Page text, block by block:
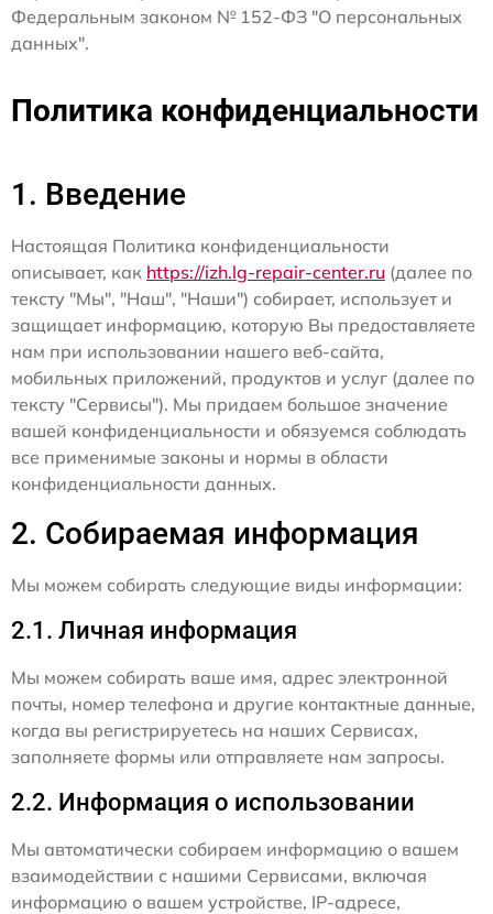
Федеральным законом № 152-ФЗ "О персональных
данных".
Политика конфиденциальности
1. Введение
Настоящая Политика конфиденциальности
описывает, как https://izh.lg-repair-center.ru (далее по
тексту "Мы", "Наш", "Наши") собирает, использует и
защищает информацию, которую Вы предоставляете
нам при использовании нашего веб-сайта,
мобильных приложений, продуктов и услуг (далее по
тексту "Сервисы"). Мы придаем большое значение
вашей конфиденциальности и обязуемся соблюдать
все применимые законы и нормы в области
конфиденциальности данных.
2. Собираемая информация
Мы можем собирать следующие виды информации:
2.1. Личная информация
Мы можем собирать ваше имя, адрес электронной
почты, номер телефона и другие контактные данные,
когда вы регистрируетесь на наших Сервисах,
заполняете формы или отправляете нам запросы.
2.2. Информация о использовании
Мы автоматически собираем информацию о вашем
взаимодействии с нашими Сервисами, включая
информацию о вашем устройстве, IP-адресе,